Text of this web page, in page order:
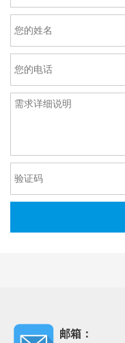
邮箱：